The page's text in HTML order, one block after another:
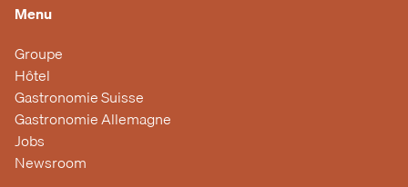
Menu
Groupe
Hôtel
Gastronomie Suisse
Gastronomie Allemagne
Jobs
Newsroom